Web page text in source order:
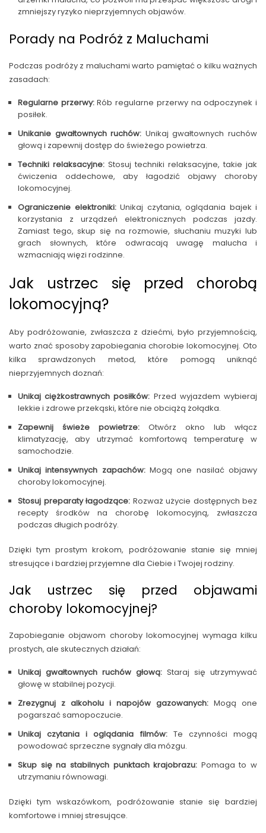
zmniejszy ryzyko nieprzyjemnych objawów.
Porady na Podróż z Maluchami
Podczas podróży z maluchami warto pamiętać o kilku ważnych
zasadach:
Regularne przerwy:Rób regularne przerwy na odpoczynek i
posiłek.
Unikanie gwałtownych ruchów: Unikaj gwałtownych ruchów
głową i zapewnij dostęp do świeżego powietrza.
Techniki relaksacyjne: Stosuj techniki relaksacyjne, takie jak
ćwiczenia oddechowe, aby łagodzić objawy choroby
lokomocyjnej.
Ograniczenie elektroniki:Unikaj czytania, oglądania bajek i
korzystania z urządzeń elektronicznych podczas jazdy.
Zamiast tego, skup się na rozmowie, słuchaniu muzyki lub
grach słownych, które odwracają uwagę malucha i
wzmacniają więzi rodzinne.
Jak ustrzec się przed chorobą
lokomocyjną?
Aby podróżowanie, zwłaszcza z dziećmi, było przyjemnością,
warto znać sposoby zapobiegania chorobie lokomocyjnej. Oto
kilka sprawdzonych metod, które pomogą uniknąć
nieprzyjemnych doznań:
Unikaj ciężkostrawnych posiłków: Przed wyjazdem wybieraj
lekkie i zdrowe przekąski, które nie obciążą żołądka.
Zapewnij świeże powietrze: Otwórz okno lub włącz
klimatyzację, aby utrzymać komfortową temperaturę w
samochodzie.
Unikaj intensywnych zapachów:Mogą one nasilać objawy
choroby lokomocyjnej.
Stosuj preparaty łagodzące: Rozważ użycie dostępnych bez
recepty środków na chorobę lokomocyjną, zwłaszcza
podczas długich podróży.
Dzięki tym prostym krokom, podróżowanie stanie się mniej
stresujące i bardziej przyjemne dla Ciebie i Twojej rodziny.
Jak ustrzec się przed objawami
choroby lokomocyjnej?
Zapobieganie objawom choroby lokomocyjnej wymaga kilku
prostych, ale skutecznych działań:
Unikaj gwałtownych ruchów głową: Staraj się utrzymywać
głowę w stabilnej pozycji.
Zrezygnuj z alkoholu i napojów gazowanych: Mogą one
pogarszać samopoczucie.
Unikaj czytania i oglądania filmów:Te czynności mogą
powodować sprzeczne sygnały dla mózgu.
Skup się na stabilnych punktach krajobrazu: Pomaga to w
utrzymaniu równowagi.
Dzięki tym wskazówkom, podróżowanie stanie się bardziej
komfortowe i mniej stresujące.